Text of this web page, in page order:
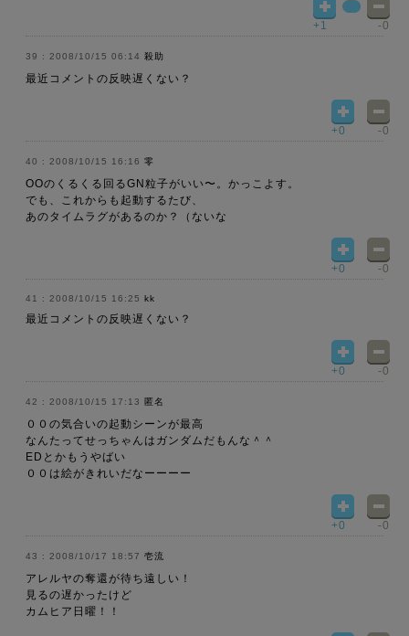
+1 -0
2008/10/15 06:14 殺助
最近コメントの反映遅くない？
+0 -0
2008/10/15 16:16 零
OOのくるくる回るGN粒子がいい〜。かっこよす。
でも、これからも起動するたび、
あのタイムラグがあるのか？（ないな
+0 -0
2008/10/15 16:25 kk
最近コメントの反映遅くない？
+0 -0
2008/10/15 17:13 匿名
００の気合いの起動シーンが最高
なんたってせっちゃんはガンダムだもんな＾＾
EDとかもうやばい
００は絵がきれいだなーーーー
+0 -0
2008/10/17 18:57 壱流
アレルヤの奪還が待ち遠しい！
見るの遅かったけど
カムヒア日曜！！